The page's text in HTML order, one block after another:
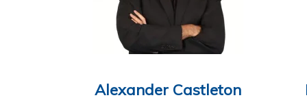
Alexander Castleton